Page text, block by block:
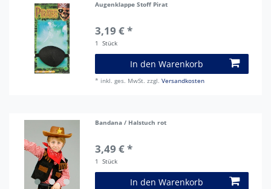
Augenklappe Stoff Pirat
3,19 € *
1 Stück
In den Warenkorb
* inkl. ges. MwSt. zzgl.Versandkosten
Bandana / Halstuch rot
3,49 € *
1 Stück
In den Warenkorb